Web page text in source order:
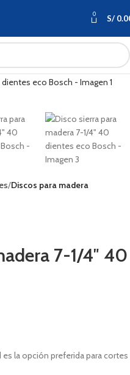
0 S/
Discos para madera
7-1/4″ 40
es la opción preferida para cortes